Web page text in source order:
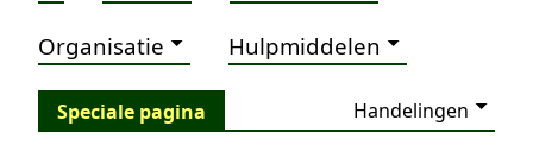
Organisatie Hulpmiddelen
Speciale pagina Handelingen